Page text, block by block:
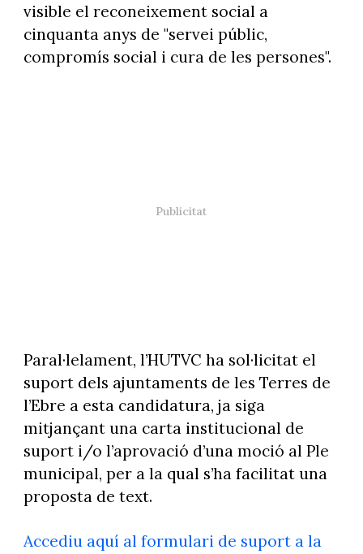
visible el reconeixement social a
cinquanta anys de "servei públic,
compromís social i cura de les persones".
Paral·lelament, l’HUTVC ha sol·licitat el
suport dels ajuntaments de les Terres de
l’Ebre a esta candidatura, ja siga
mitjançant una carta institucional de
suport i/o l’aprovació d’una moció al Ple
municipal, per a la qual s’ha facilitat una
proposta de text.
Accediu aquí al formulari de suport a la